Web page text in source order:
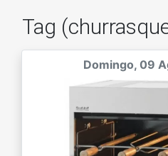
Tag
Domingo, 09